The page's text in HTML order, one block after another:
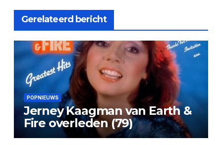
Gerelateerd bericht
POPNIEUWS
Jerney Kaagman van Earth &
Fire overleden (79)